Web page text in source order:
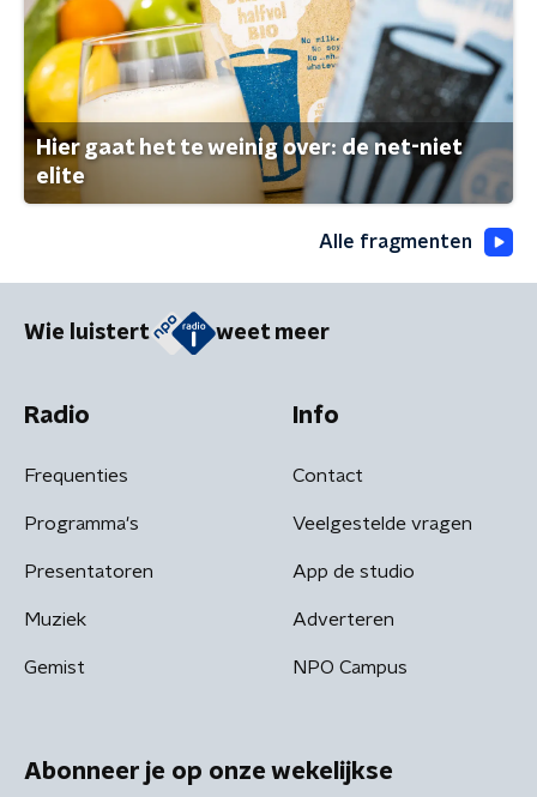
Hier gaat het te weinig over: de net-niet
elite
Alle fragmenten
Wie luistert weet meer
Radio
Frequenties
Programma's
Presentatoren
Muziek
Gemist
Info
Contact
Veelgestelde vragen
App de studio
Adverteren
NPO Campus
Abonneer je op onze wekelijkse